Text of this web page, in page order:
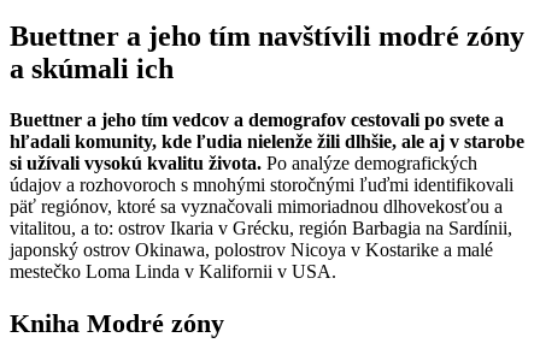
Buettner a jeho tím navštívili modré zóny
a skúmali ich
Buettner a jeho tím vedcov a demografov cestovali po svete a
hľadali komunity, kde ľudia nielenže žili dlhšie, ale aj v starobe
si užívali vysokú kvalitu života. Po analýze demografických
údajov a rozhovoroch s mnohými storočnými ľuďmi identifikovali
päť regiónov, ktoré sa vyznačovali mimoriadnou dlhovekosťou a
vitalitou, a to: ostrov Ikaria v Grécku, región Barbagia na Sardínii,
japonský ostrov Okinawa, polostrov Nicoya v Kostarike a malé
mestečko Loma Linda v Kalifornii v USA.
Kniha Modré zóny